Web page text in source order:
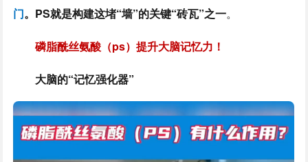
门。PS就是构建这堵“墙”的关键“砖瓦”之一。
磷脂酰丝氨酸（ps）提升大脑记忆力！
大脑的“记忆强化器”